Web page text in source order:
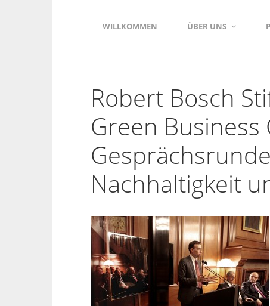
WILLKOMMEN ÜBER UNS
Robert Bosch
Green Business
Nachhaltigkeit